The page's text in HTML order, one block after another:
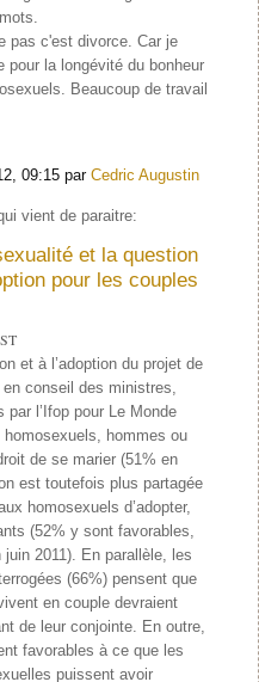
pas c'est divorce. Car je
pour la longévité du bonheur
Beaucoup de travail
09:15 par Cedric Augustin
vient de paraitre:
et la question
pour les couples
et à l’adoption du projet de
conseil des ministres,
l’Ifop pour Le Monde
hommes ou
de se marier (51% en
est toutefois plus partagée
homosexuels d’adopter,
(52% y sont favorables,
2011). En parallèle, les
(66%) pensent que
en couple devraient
de leur conjointe. En outre,
favorables à ce que les
puissent avoir